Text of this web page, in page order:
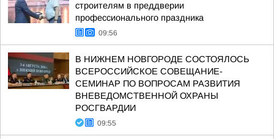
строителям в преддверии
профессионального праздника
09:56
В НИЖНЕМ НОВГОРОДЕ СОСТОЯЛОСЬ
ВСЕРОССИЙСКОЕ СОВЕЩАНИЕ-
СЕМИНАР ПО ВОПРОСАМ РАЗВИТИЯ
ВНЕВЕДОМСТВЕННОЙ ОХРАНЫ
РОСГВАРДИИ
09:55